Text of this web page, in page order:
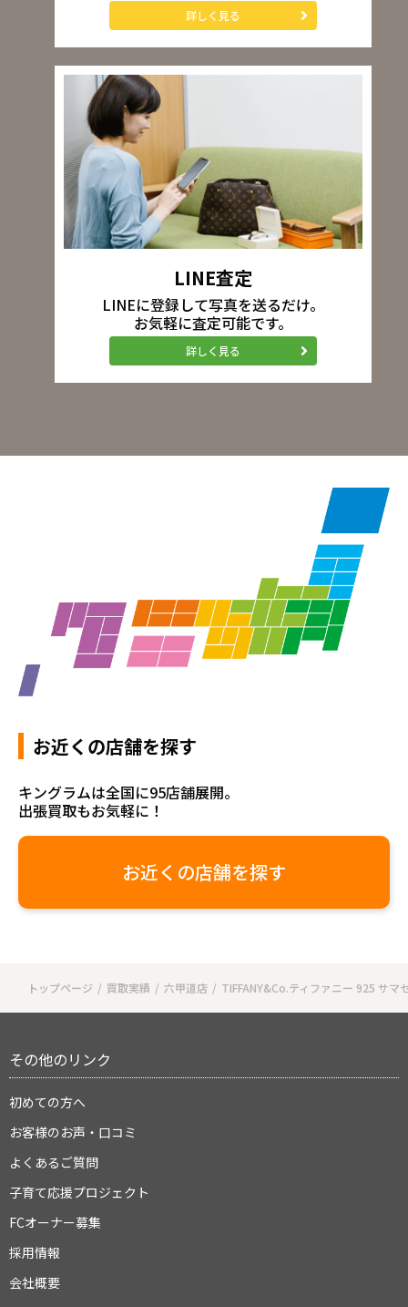
詳しく見る
LINE査定
LINEに登録して写真を送るだけ。
お気軽に査定可能です。
詳しく見る
お近くの店舗を探す
キングラムは全国に95店舗展開。
出張買取もお気軽に！
お近くの店舗を探す
トップページ 買取実績 六甲道店 TIFFANY&Co.ティファニー 925 サマ
その他のリンク
初めての方へ
お客様のお声・口コミ
よくあるご質問
子育て応援プロジェクト
FCオーナー募集
採用情報
会社概要